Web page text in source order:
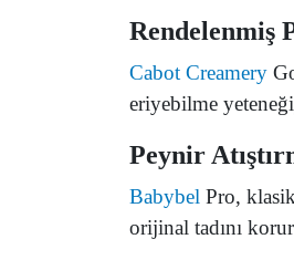
Rendelenmiş
Cabot Creamery
eriyebilme
Peynir
Babybel Pro,
orijinal tadını